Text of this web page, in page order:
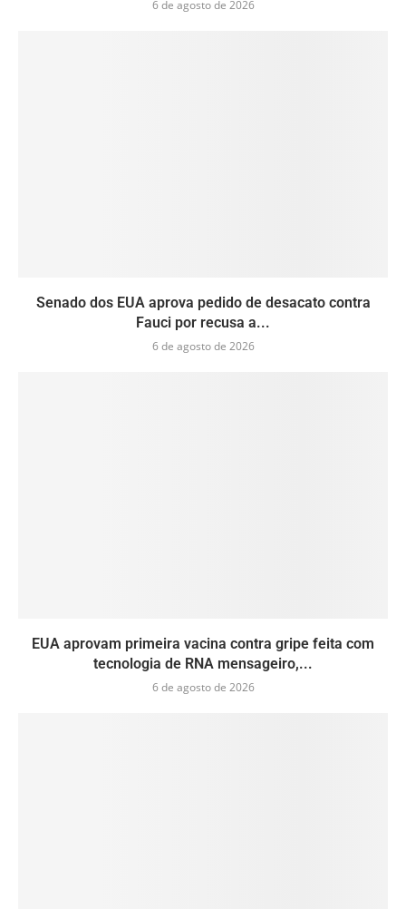
6 de agosto de 2026
Senado dos EUA aprova pedido de desacato contra
Fauci por recusa a...
6 de agosto de 2026
EUA aprovam primeira vacina contra gripe feita com
tecnologia de RNA mensageiro,...
6 de agosto de 2026